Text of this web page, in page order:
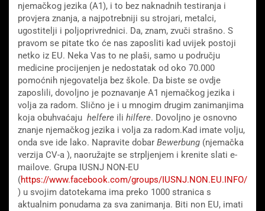
njemačkog jezika (A1), i to bez naknadnih testiranja i
provjera znanja, a najpotrebniji su strojari, metalci,
ugostitelji i poljoprivrednici. Da, znam, zvuči strašno. S
pravom se pitate tko će nas zaposliti kad uvijek postoji
netko iz EU. Neka Vas to ne plaši, samo u području
medicine procijenjen je nedostatak od oko 70.000
pomoćnih njegovatelja bez škole. Da biste se ovdje
zaposlili, dovoljno je poznavanje A1 njemačkog jezika i
volja za radom. Slično je i u mnogim drugim zanimanjima
koja obuhvaćaju helfere ili hilfere. Dovoljno je osnovno
znanje njemačkog jezika i volja za radom.Kad imate volju,
onda sve ide lako. Napravite dobar Bewerbung (njemačka
verzija CV-a ), naoružajte se strpljenjem i krenite slati e-
mailove. Grupa IUSNJ NON-EU
(https://www.facebook.com/groups/IUSNJ.NON.EU.INFO/
) u svojim datotekama ima preko 1000 stranica s
aktualnim ponudama za sva zanimanja. Biti non EU, imati